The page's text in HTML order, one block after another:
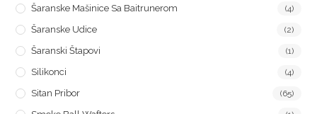
Šaranske Mašinice Sa Baitrunerom (4)
Šaranske Udice (2)
Šaranski Štapovi (1)
Silikonci (4)
Sitan Pribor (65)